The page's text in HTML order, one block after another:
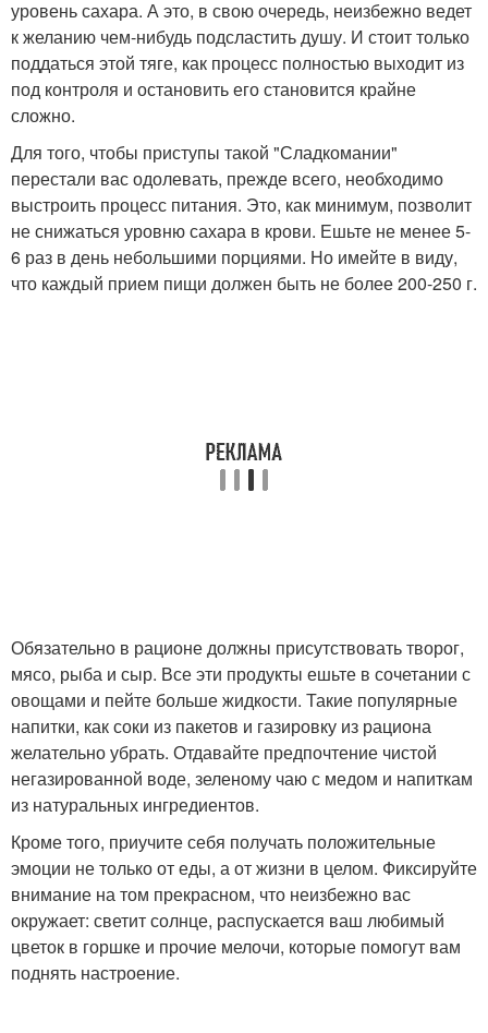
уровень сахара. А это, в свою очередь, неизбежно ведет
к желанию чем-нибудь подсластить душу. И стоит только
поддаться этой тяге, как процесс полностью выходит из
под контроля и остановить его становится крайне
сложно.
Для того, чтобы приступы такой "Сладкомании"
перестали вас одолевать, прежде всего, необходимо
выстроить процесс питания. Это, как минимум, позволит
не снижаться уровню сахара в крови. Ешьте не менее 5-
6 раз в день небольшими порциями. Но имейте в виду,
что каждый прием пищи должен быть не более 200-250 г.
Обязательно в рационе должны присутствовать творог,
мясо, рыба и сыр. Все эти продукты ешьте в сочетании с
овощами и пейте больше жидкости. Такие популярные
напитки, как соки из пакетов и газировку из рациона
желательно убрать. Отдавайте предпочтение чистой
негазированной воде, зеленому чаю с медом и напиткам
из натуральных ингредиентов.
Кроме того, приучите себя получать положительные
эмоции не только от еды, а от жизни в целом. Фиксируйте
внимание на том прекрасном, что неизбежно вас
окружает: светит солнце, распускается ваш любимый
цветок в горшке и прочие мелочи, которые помогут вам
поднять настроение.